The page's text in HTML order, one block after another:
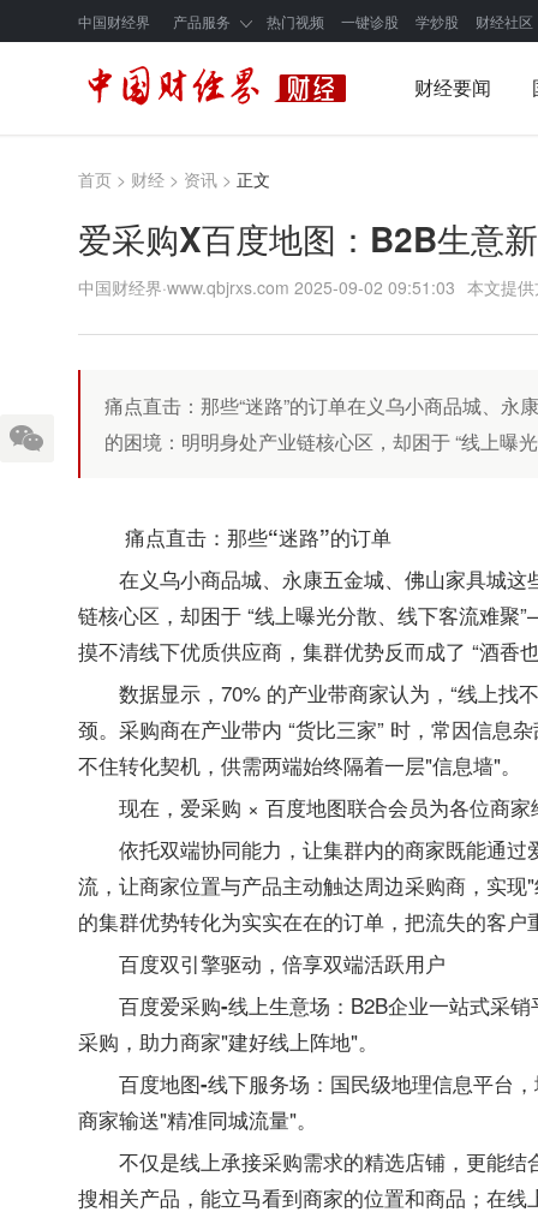
中国财经界 产品服务 热门视频 一键诊股 学炒股 财经社区
财经要闻
首页 > 财经 > 资讯 > 正文
爱采购X百度地图：B2B生意
中国财经界·www.qbjrxs.com 2025-09-02 09:51:03 本文提
痛点直击：那些“迷路”的订单在义乌小商品城、
的困境：明明身处产业链核心区，却困于 “线上曝
痛点直击：那些“迷路”的订单
在义乌小商品城、永康五金城、佛山家具城
链核心区，却困于 “线上曝光分散、线下客流难
摸不清线下优质供应商，集群优势反而成了 “酒香
数据显示，70% 的产业带商家认为，“线上找
颈。采购商在产业带内 “货比三家” 时，常因信息
不住转化契机，供需两端始终隔着一层"信息墙"。
现在，爱采购 × 百度地图联合会员为各位商
依托双端协同能力，让集群内的商家既能通
流，让商家位置与产品主动触达周边采购商，实
的集群优势转化为实实在在的订单，把流失的客户
百度双引擎驱动，倍享双端活跃用户
百度爱采购-线上生意场 ：B2B企业一站式采
采购，助力商家"建好线上阵地"。
百度地图-线下服务场 ：国民级地理信息平台
商家输送"精准同城流量"。
不仅是线上承接采购需求的精选店铺，更能
搜相关产品，能立马看到商家的位置和商品；在